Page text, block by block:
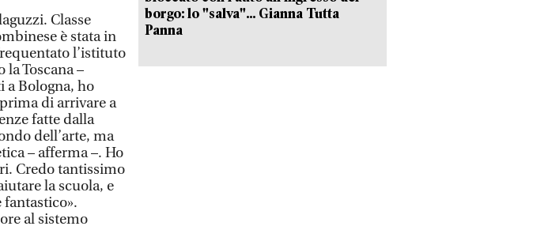
Classe
è stata in
l’istituto
Toscana –
a Bologna, ho
di arrivare a
fatte dalla
dell’arte, ma
– afferma –. Ho
Credo tantissimo
la scuola, e
al sistemo
borgo: lo "salva"... Gianna Tutta
Panna